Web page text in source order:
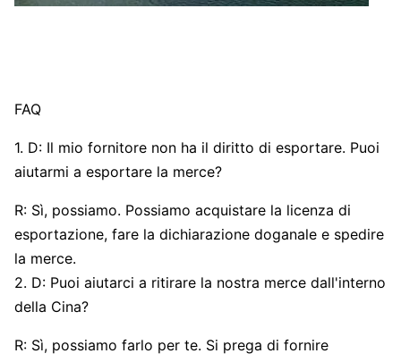
FAQ
1. D: Il mio fornitore non ha il diritto di esportare. Puoi
aiutarmi a esportare la merce?
R: Sì, possiamo. Possiamo acquistare la licenza di
esportazione, fare la dichiarazione doganale e spedire
la merce.
2. D: Puoi aiutarci a ritirare la nostra merce dall'interno
della Cina?
R: Sì, possiamo farlo per te. Si prega di fornire